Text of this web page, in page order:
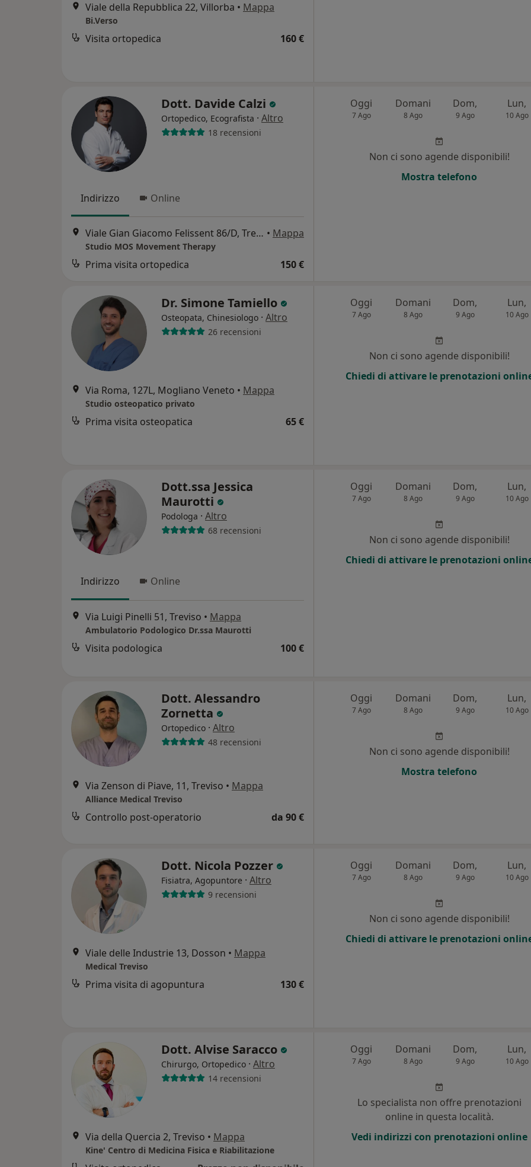
Viale della Repubblica 22, Villorba • Mappa
Bi.Verso
Visita ortopedica 160 €
Dott. Davide Calzi
Ortopedico, Ecografista · Altro
18 recensioni
Indirizzo Online
Viale Gian Giacomo Felissent 86/D, Treviso • Mappa
Studio MOS Movement Therapy
Prima visita ortopedica 150 €
Oggi
7 Ago
Domani
8 Ago
Dom,
9 Ago
Lun,
10 Ago
Non ci sono agende disponibili!
Mostra telefono
Dr. Simone Tamiello
Osteopata, Chinesiologo · Altro
26 recensioni
Via Roma, 127L, Mogliano Veneto • Mappa
Studio osteopatico privato
Prima visita osteopatica 65 €
Oggi
7 Ago
Domani
8 Ago
Dom,
9 Ago
Lun,
10 Ago
Non ci sono agende disponibili!
Chiedi di attivare le prenotazioni
Dott.ssa Jessica
Maurotti
Podologa · Altro
68 recensioni
Indirizzo Online
Via Luigi Pinelli 51, Treviso • Mappa
Ambulatorio Podologico Dr.ssa Maurotti
Visita podologica 100 €
Oggi
7 Ago
Domani
8 Ago
Dom,
9 Ago
Lun,
10 Ago
Non ci sono agende disponibili!
Chiedi di attivare le prenotazioni
Dott. Alessandro
Zornetta
Ortopedico · Altro
48 recensioni
Via Zenson di Piave, 11, Treviso • Mappa
Alliance Medical Treviso
Controllo post-operatorio da 90 €
Oggi
7 Ago
Domani
8 Ago
Dom,
9 Ago
Lun,
10 Ago
Non ci sono agende disponibili!
Mostra telefono
Dott. Nicola Pozzer
Fisiatra, Agopuntore · Altro
9 recensioni
Viale delle Industrie 13, Dosson • Mappa
Medical Treviso
Prima visita di agopuntura 130 €
Oggi
7 Ago
Domani
8 Ago
Dom,
9 Ago
Lun,
10 Ago
Non ci sono agende disponibili!
Chiedi di attivare le prenotazioni
Dott. Alvise Saracco
Chirurgo, Ortopedico · Altro
14 recensioni
Via della Quercia 2, Treviso • Mappa
Kine' Centro di Medicina Fisica e Riabilitazione
Oggi
7 Ago
Domani
8 Ago
Dom,
9 Ago
Lun,
10 Ago
Lo specialista non offre prenotazioni
online in questa località.
Vedi indirizzi con prenotazioni online